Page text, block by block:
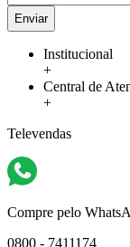
Enviar
Institucional
+
Central de
+
Televendas
Compre pelo
0800 - 7411174